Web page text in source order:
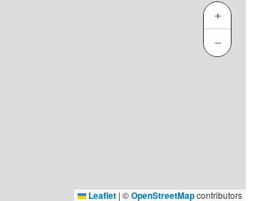
+
−
Leaflet | ©OpenStreetMapcontributors